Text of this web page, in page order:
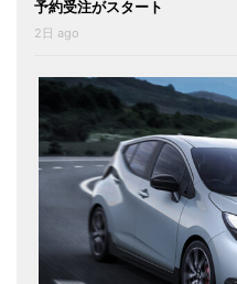
予約受注がスタート
2日 ago